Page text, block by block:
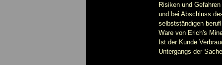
Risiken und
und bei Abschluss
selbstständigen
Ware von Erich's
Ist der Kunde
Untergangs der